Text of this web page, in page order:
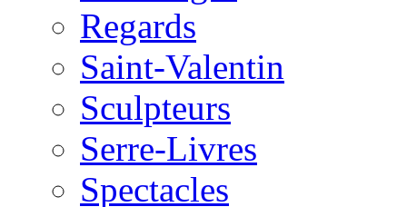
Regards
Saint-Valentin
Sculpteurs
Serre-Livres
Spectacles